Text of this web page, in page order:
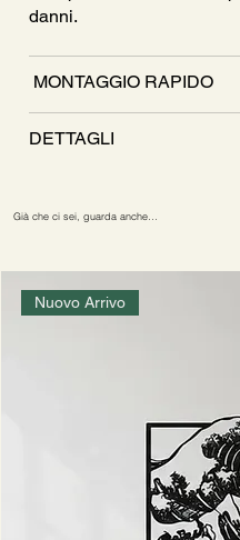
danni.
MONTAGGIO RAPIDO
DETTAGLI
Già che ci sei, guarda anche…
Nuovo Arrivo